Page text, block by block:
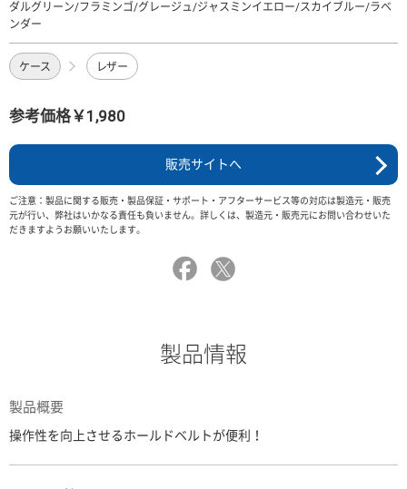
ダルグリーン/フラミンゴ/グレージュ/ジャスミンイエロー/スカイブルー/ラベ
ンダー
ケース レザー
参考価格￥1,980
販売サイトへ
ご注意：製品に関する販売・製品保証・サポート・アフターサービス等の対応は製造元・販売
元が行い、弊社はいかなる責任も負いません。詳しくは、製造元・販売元にお問い合わせいた
だきますようお願いいたします。
製品情報
製品概要
操作性を向上させるホールドベルトが便利！